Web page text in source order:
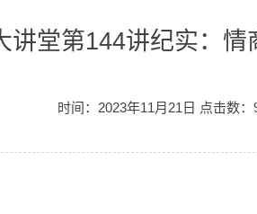
讲堂第144讲纪实：情
时间：2023年11月21日 点击数：